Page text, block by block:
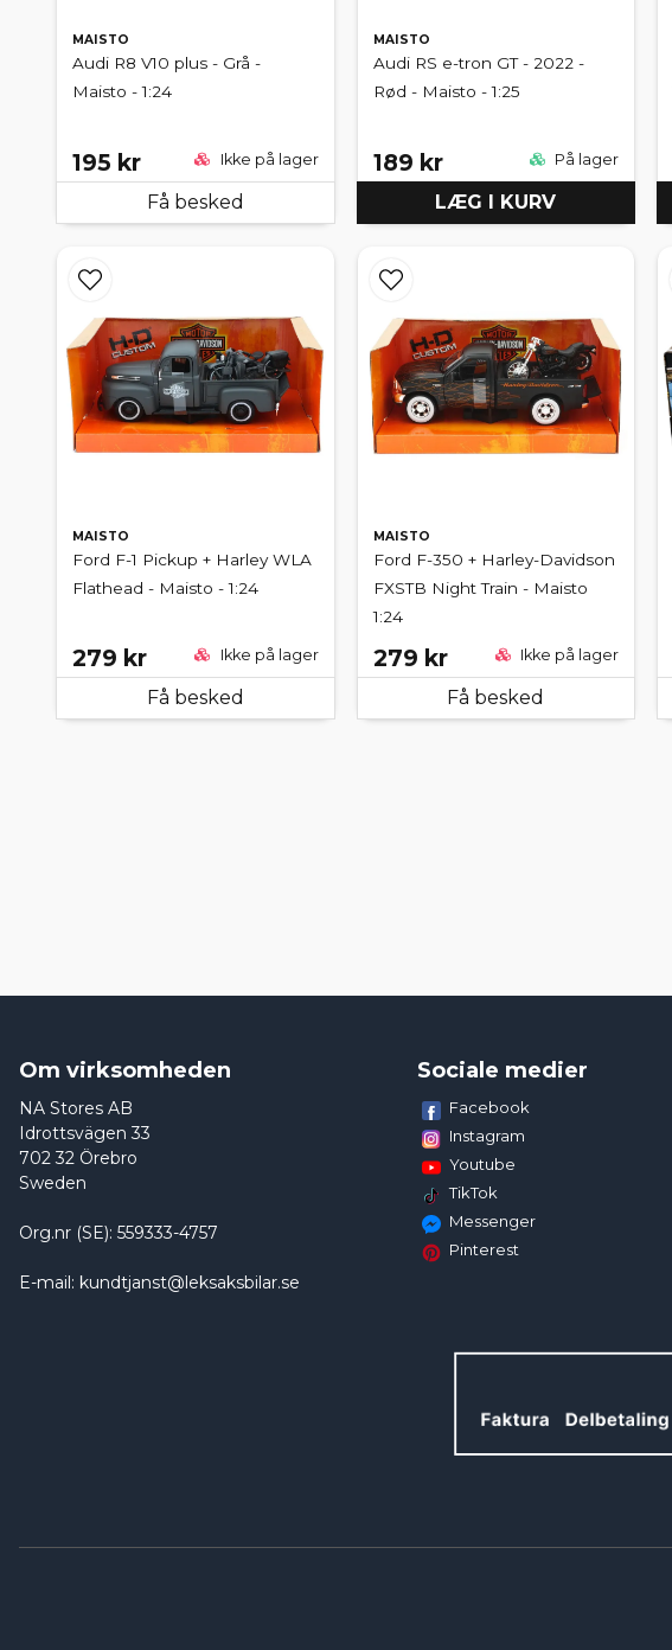
MAISTO
Audi R8 V10 plus - Grå -
Maisto - 1:24
195 kr Ikke på lager
Få besked
MAISTO
Audi RS e-tron GT - 2022 -
Rød - Maisto - 1:25
189 kr På lager
LÆG I KURV
MAISTO
Ford F-1 Pickup + Harley WLA
Flathead - Maisto - 1:24
279 kr Ikke på lager
Få besked
MAISTO
Ford F-350 + Harley-Davidson
FXSTB Night Train - Maisto
1:24
279 kr Ikke på lager
Få besked
Om virksomheden
NA Stores AB
Idrottsvägen 33
702 32 Örebro
Sweden
Org.nr (SE): 559333-4757
E-mail: kundtjanst@leksaksbilar.se
Sociale medier
Facebook
Instagram
Youtube
TikTok
Messenger
Pinterest